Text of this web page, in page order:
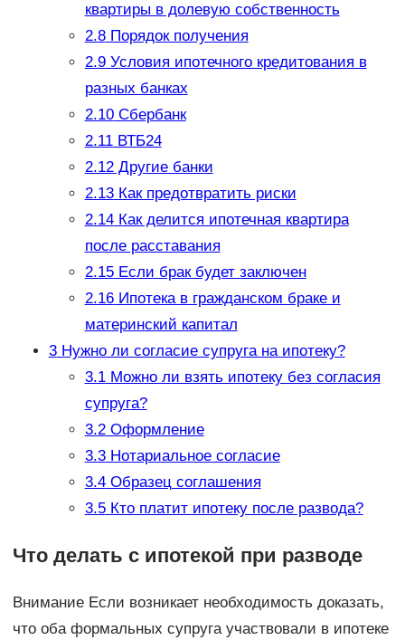
квартиры в долевую собственность
2.8Порядок получения
2.9Условия ипотечного кредитования в
разных банках
2.10Сбербанк
2.11ВТБ24
2.12Другие банки
2.13Как предотвратить риски
2.14Как делится ипотечная квартира
после расставания
2.15Если брак будет заключен
2.16Ипотека в гражданском браке и
материнский капитал
3Нужно ли согласие супруга на ипотеку?
3.1Можно ли взять ипотеку без согласия
супруга?
3.2Оформление
3.3Нотариальное согласие
3.4Образец соглашения
3.5Кто платит ипотеку после развода?
Что делать с ипотекой при разводе
Внимание Если возникает необходимость доказать,
что оба формальных супруга участвовали в ипотеке